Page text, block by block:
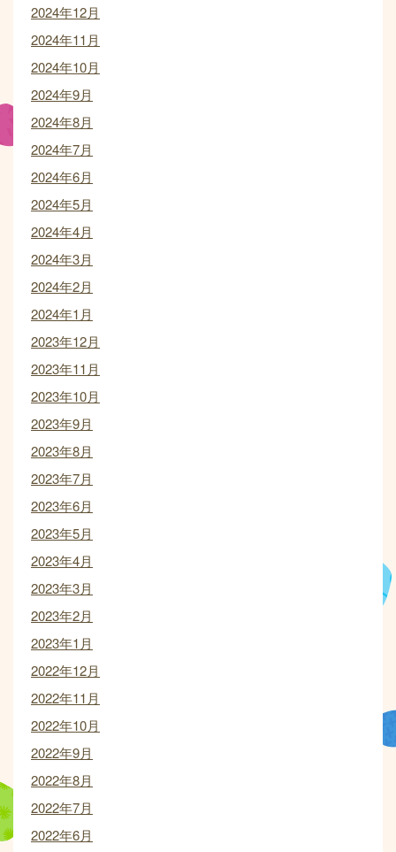
2024年12月
2024年11月
2024年10月
2024年9月
2024年8月
2024年7月
2024年6月
2024年5月
2024年4月
2024年3月
2024年2月
2024年1月
2023年12月
2023年11月
2023年10月
2023年9月
2023年8月
2023年7月
2023年6月
2023年5月
2023年4月
2023年3月
2023年2月
2023年1月
2022年12月
2022年11月
2022年10月
2022年9月
2022年8月
2022年7月
2022年6月